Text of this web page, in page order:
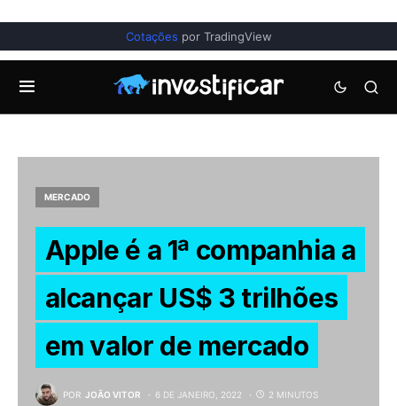
Cotações por TradingView
MERCADO
Apple é a 1ª companhia a
alcançar US$ 3 trilhões
em valor de mercado
POR JOÃO VITOR 6 DE JANEIRO, 2022
2 MINUTOS